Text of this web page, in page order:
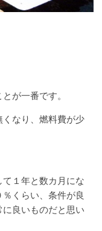
が一番です。
くなり、燃料費が少
１年と数カ月にな
くらい、条件が良
良いものだと思い